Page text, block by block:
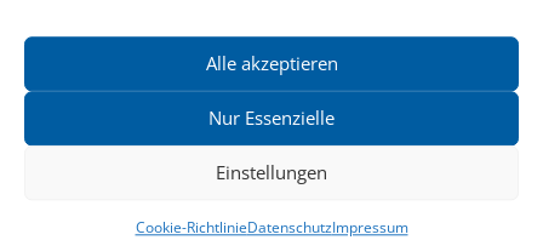
Alle akzeptieren
Nur Essenzielle
Einstellungen
Cookie-RichtlinieDatenschutzImpressum
News zu aktuellen Neuheiten und Nachrichten im zu Klampen!
Verlag – jederzeit wieder abbestellbar.
Kritische Theorie / Philosophie